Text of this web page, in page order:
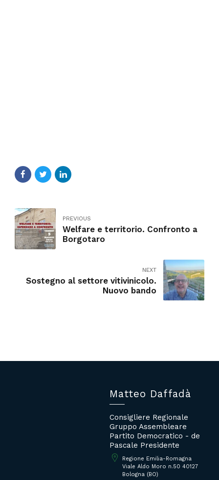
PREVIOUS
Welfare e territorio. Confronto a
Borgotaro
NEXT
Sostegno al settore vitivinicolo.
Nuovo bando
Matteo Daffadà
Consigliere Regionale
Gruppo Assembleare
Partito Democratico - de
Pascale Presidente
Regione Emilia-Romagna
Viale Aldo Moro n.50 40127
Bologna (BO)